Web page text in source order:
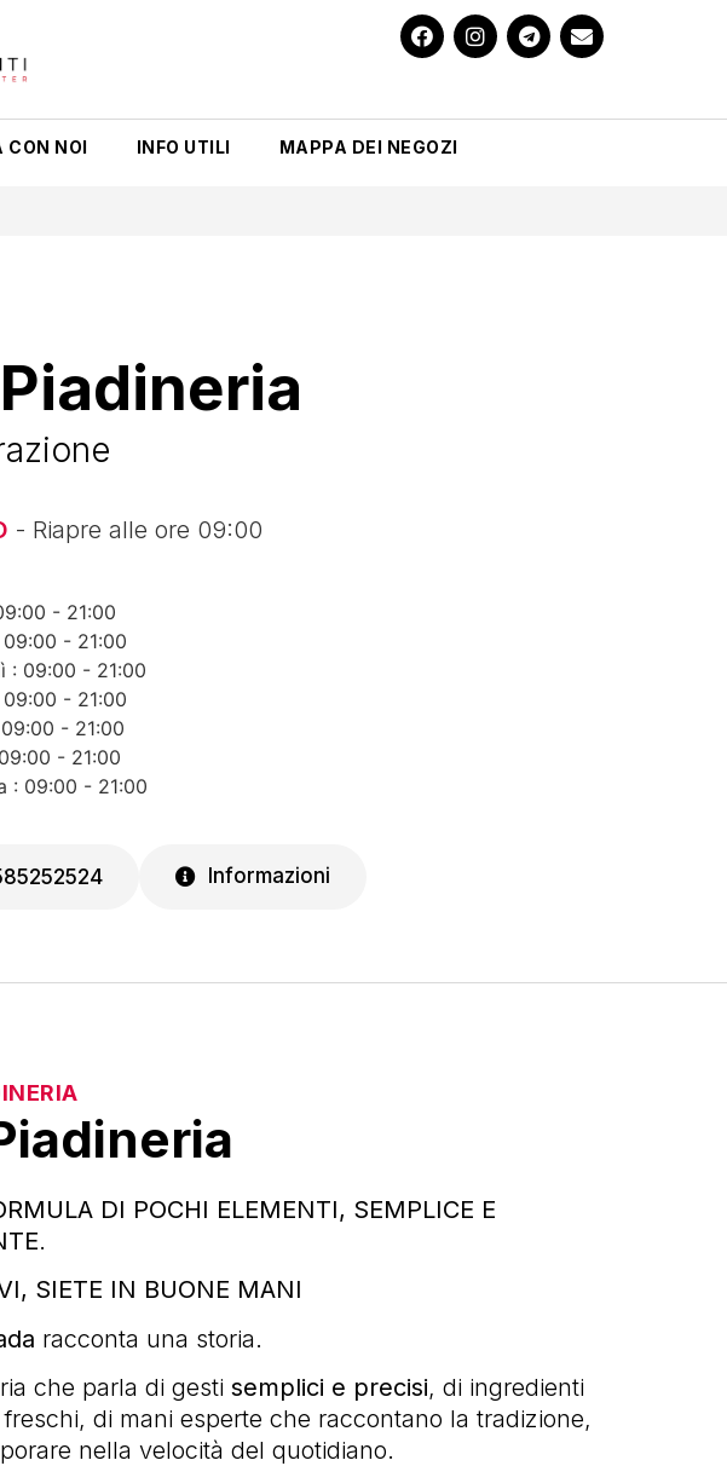
CON NOI INFO UTILI MAPPA DEI NEGOZI
- Riapre alle ore 09:00
- 21:00
- 21:00
: 09:00 - 21:00
- 21:00
- 21:00
- 21:00
: 09:00 - 21:00
Informazioni
DI POCHI ELEMENTI, SEMPLICE E
.
SIETE IN BUONE MANI
racconta una storia.
che parla di gesti semplici e precisi, di ingredienti
di mani esperte che raccontano la tradizione,
nella velocità del quotidiano.